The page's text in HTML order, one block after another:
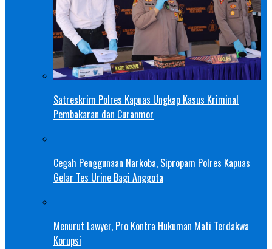
Satreskrim Polres Kapuas Ungkap Kasus Kriminal
Pembakaran dan Curanmor
Cegah Penggunaan Narkoba, Sipropam Polres Kapuas
Gelar Tes Urine Bagi Anggota
Menurut Lawyer, Pro Kontra Hukuman Mati Terdakwa
Korupsi